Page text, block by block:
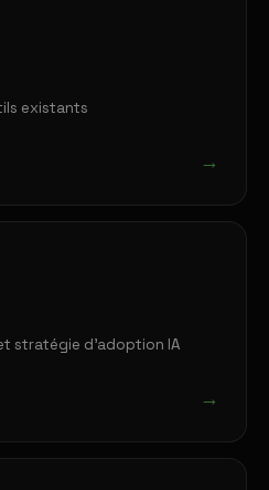
existants
→
stratégie d'adoption IA
→